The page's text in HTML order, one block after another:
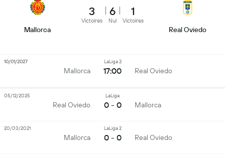
Mallorca
3
Victoires
6
Nul
1
Victoires
Real Oviedo
Mallorca
LaLiga 2
17:00 Real Oviedo
10/01/2027
Real Oviedo
LaLiga
0 - 0 Mallorca
05/12/2025
Mallorca
LaLiga 2
0 - 0 Real Oviedo
20/03/2021